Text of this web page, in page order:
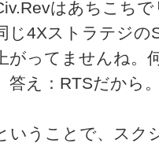
はあちこち
じ4Xストラテジの
がってませんね。
答え：RTSだから
いうことで、スク